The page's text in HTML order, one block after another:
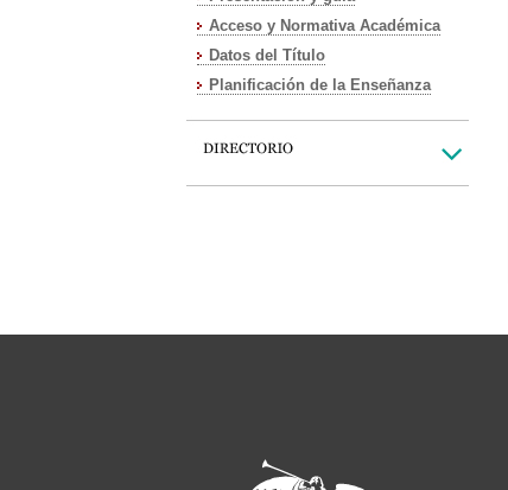
Acceso y Normativa Académica
Datos del Título
Planificación de la Enseñanza